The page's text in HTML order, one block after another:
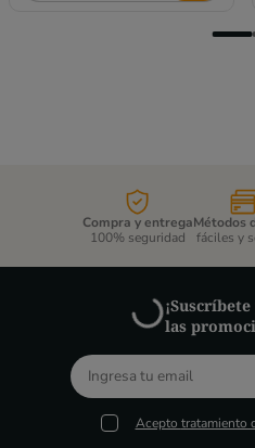
Compra y entrega
100% seguridad
Métodos
fáciles y
las
Acepto tratamiento